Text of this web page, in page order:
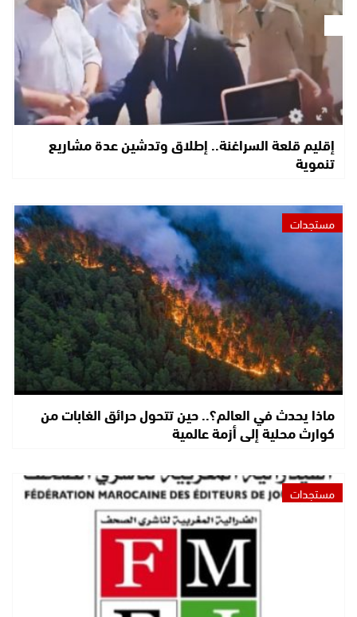
إقليم قلعة السراغنة.. إطلاق وتدشين عدة مشاريع
تنموية
مستجدات
ماذا يحدث في العالم؟.. حين تتحول حرائق الغابات من
كوارث محلية إلى أزمة عالمية
مستجدات